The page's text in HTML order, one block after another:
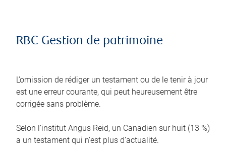
RBC Gestion de patrimoine
L’omission de rédiger un testament ou de le tenir à jour
est une erreur courante, qui peut heureusement être
corrigée sans problème.
Selon l’institut Angus Reid, un Canadien sur huit (13 %)
a un testament qui n’est plus d’actualité.